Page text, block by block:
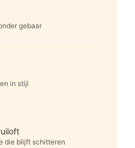
gebaar
in stijl
die blijft schitteren